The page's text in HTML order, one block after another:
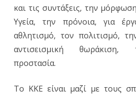
και τις συντάξεις, την
Υγεία, την πρόνοια, για
αθλητισμό, τον πολιτισμό,
αντισεισμική θωράκιση,
προστασία.
Το ΚΚΕ είναι μαζί με τους